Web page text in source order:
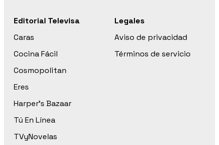
Editorial Televisa
Caras
Cocina Fácil
Cosmopolitan
Eres
Harper’s Bazaar
Tú En Línea
TVyNovelas
Legales
Aviso de privacidad
Términos de servicio